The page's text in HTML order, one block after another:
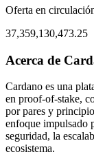
30, 03:11 AM
Oferta en
37,359,130,473.25
Acerca de
Cardano es una
en proof-of-stake,
por pares y
enfoque impulsado
seguridad, la
ecosistema.